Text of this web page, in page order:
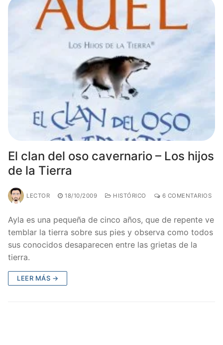
El clan del oso cavernario – Los hijos
de la Tierra
LECTOR 18/10/2009 HISTÓRICO 6 COMENTARIOS
Ayla es una pequeña de cinco años, que de repente ve
temblar la tierra sobre sus pies y observa como todos
sus conocidos desaparecen entre las grietas de la
tierra.
LEER MÁS →